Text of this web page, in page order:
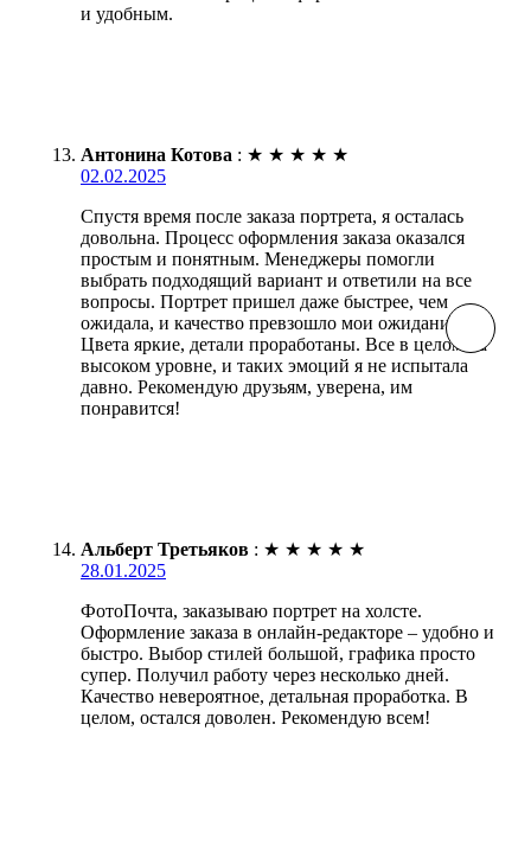
и удобным.
Антонина Котова : ★ ★ ★ ★ ★
02.02.2025
Спустя время после заказа портрета, я осталась
довольна. Процесс оформления заказа оказался
простым и понятным. Менеджеры помогли
выбрать подходящий вариант и ответили на все
вопросы. Портрет пришел даже быстрее, чем
ожидала, и качество превзошло мои ожидания.
Цвета яркие, детали проработаны. Все в целом на
высоком уровне, и таких эмоций я не испытала
давно. Рекомендую друзьям, уверена, им
понравится!
Альберт Третьяков : ★ ★ ★ ★ ★
28.01.2025
ФотоПочта, заказываю портрет на холсте.
Оформление заказа в онлайн-редакторе – удобно и
быстро. Выбор стилей большой, графика просто
супер. Получил работу через несколько дней.
Качество невероятное, детальная проработка. В
целом, остался доволен. Рекомендую всем!